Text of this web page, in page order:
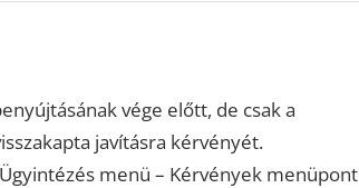
vége előtt, de csak a
javításra kérvényét.
menü – Kérvények menüpont